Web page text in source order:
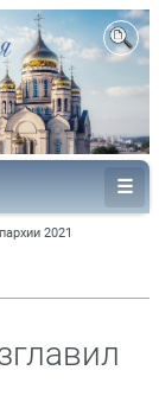
2021